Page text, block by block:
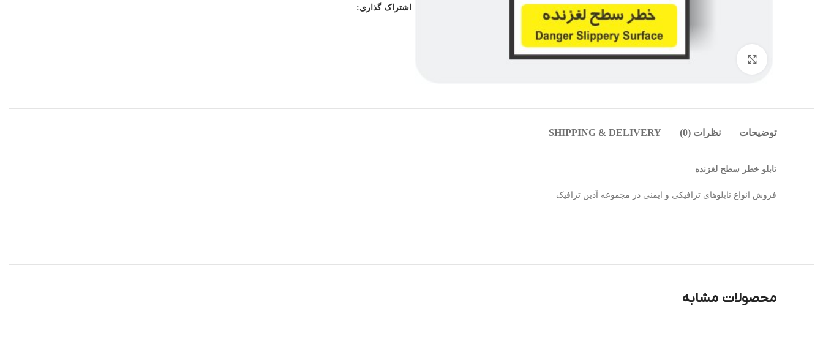
بزرگنمایی تصویر
اشتراک گذاری:
توضیحات نظرات (0) SHIPPING & DELIVERY
تابلو خطر سطح لغزنده
فروش انواع تابلوهای ترافیکی و ایمنی در مجموعه آذین ترافیک
محصولات مشابه